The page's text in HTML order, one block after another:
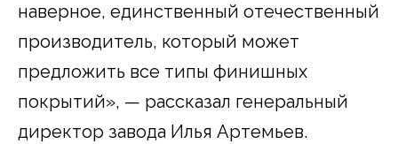
наверное, единственный отечественный
производитель, который может
предложить все типы финишных
покрытий», — рассказал генеральный
директор завода Илья Артемьев.